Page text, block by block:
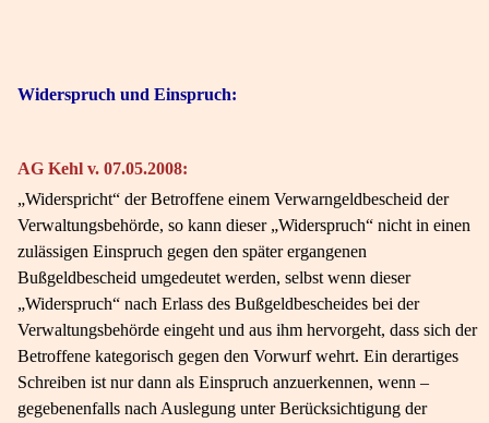
Widerspruch und Einspruch:
AG Kehl v. 07.05.2008:
„Widerspricht“ der Betroffene einem Verwarngeldbescheid der
Verwaltungsbehörde, so kann dieser „Widerspruch“ nicht in einen
zulässigen Einspruch gegen den später ergangenen
Bußgeldbescheid umgedeutet werden, selbst wenn dieser
„Widerspruch“ nach Erlass des Bußgeldbescheides bei der
Verwaltungsbehörde eingeht und aus ihm hervorgeht, dass sich der
Betroffene kategorisch gegen den Vorwurf wehrt. Ein derartiges
Schreiben ist nur dann als Einspruch anzuerkennen, wenn –
gegebenenfalls nach Auslegung unter Berücksichtigung der